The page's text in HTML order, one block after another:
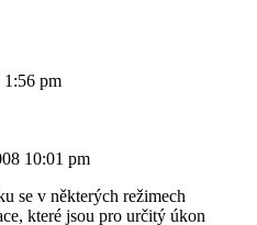
1:56 pm
10:01 pm
se v některých režimech
které jsou pro určitý úkon